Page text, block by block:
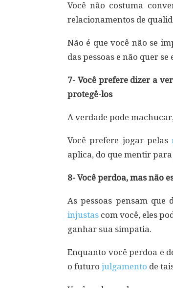
Você não costuma
relacionamentos de
Não é que você não se
das pessoas e não quer
7- Você prefere dizer a
protegê-los
A verdade pode
Você prefere jogar pelas
aplica, do que mentir
8- Você perdoa, mas não
As pessoas pensam
injustas com você, eles
ganhar sua simpatia.
Enquanto você perdoa e
o futuro julgamento de